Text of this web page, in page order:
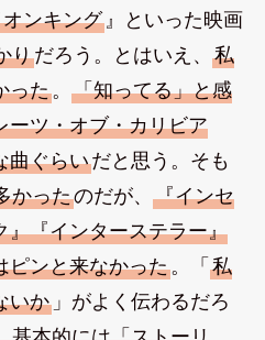
ンキング』といった映画
りだろう。とはいえ、 私
った。 「知ってる」と感
ーツ・オブ・カリビア
曲ぐらいだと思う。そも
かったのだが、 『インセ
』『インターステラー』
ピンと来なかった。「 私
いか」がよく伝わるだろ